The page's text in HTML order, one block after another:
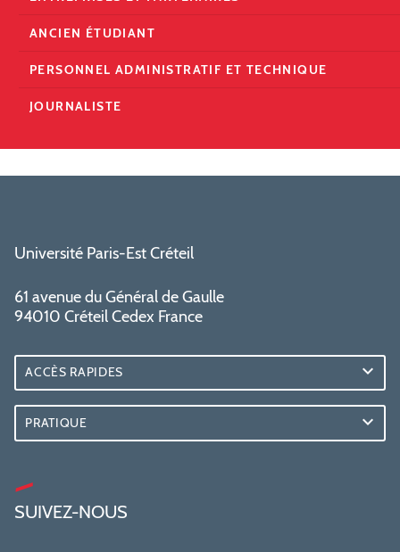
ANCIEN ÉTUDIANT
PERSONNEL ADMINISTRATIF ET TECHNIQUE
JOURNALISTE
Université Paris-Est Créteil
61 avenue du Général de Gaulle
94010 Créteil Cedex France
ACCÈS RAPIDES
PRATIQUE
SUIVEZ-NOUS